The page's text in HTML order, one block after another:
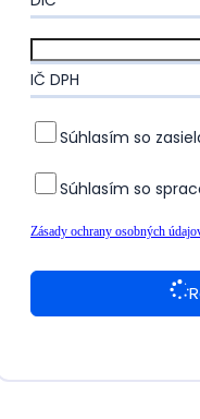
IČ DPH
Súhlasím so
Súhlasím so
Zásady ochrany osobných